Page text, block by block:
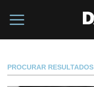
PROCURAR RESULTADOS